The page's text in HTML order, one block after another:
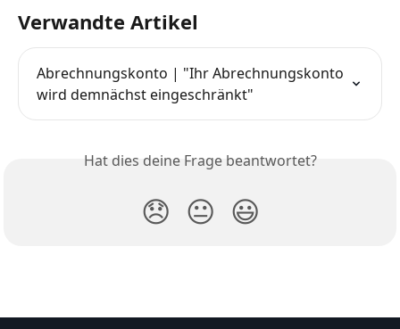
Verwandte Artikel
Abrechnungskonto | "Ihr Abrechnungskonto
wird demnächst eingeschränkt"
Hat dies deine Frage beantwortet?
😞 😐 😃